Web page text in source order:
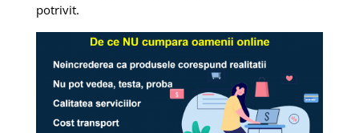
potrivit.